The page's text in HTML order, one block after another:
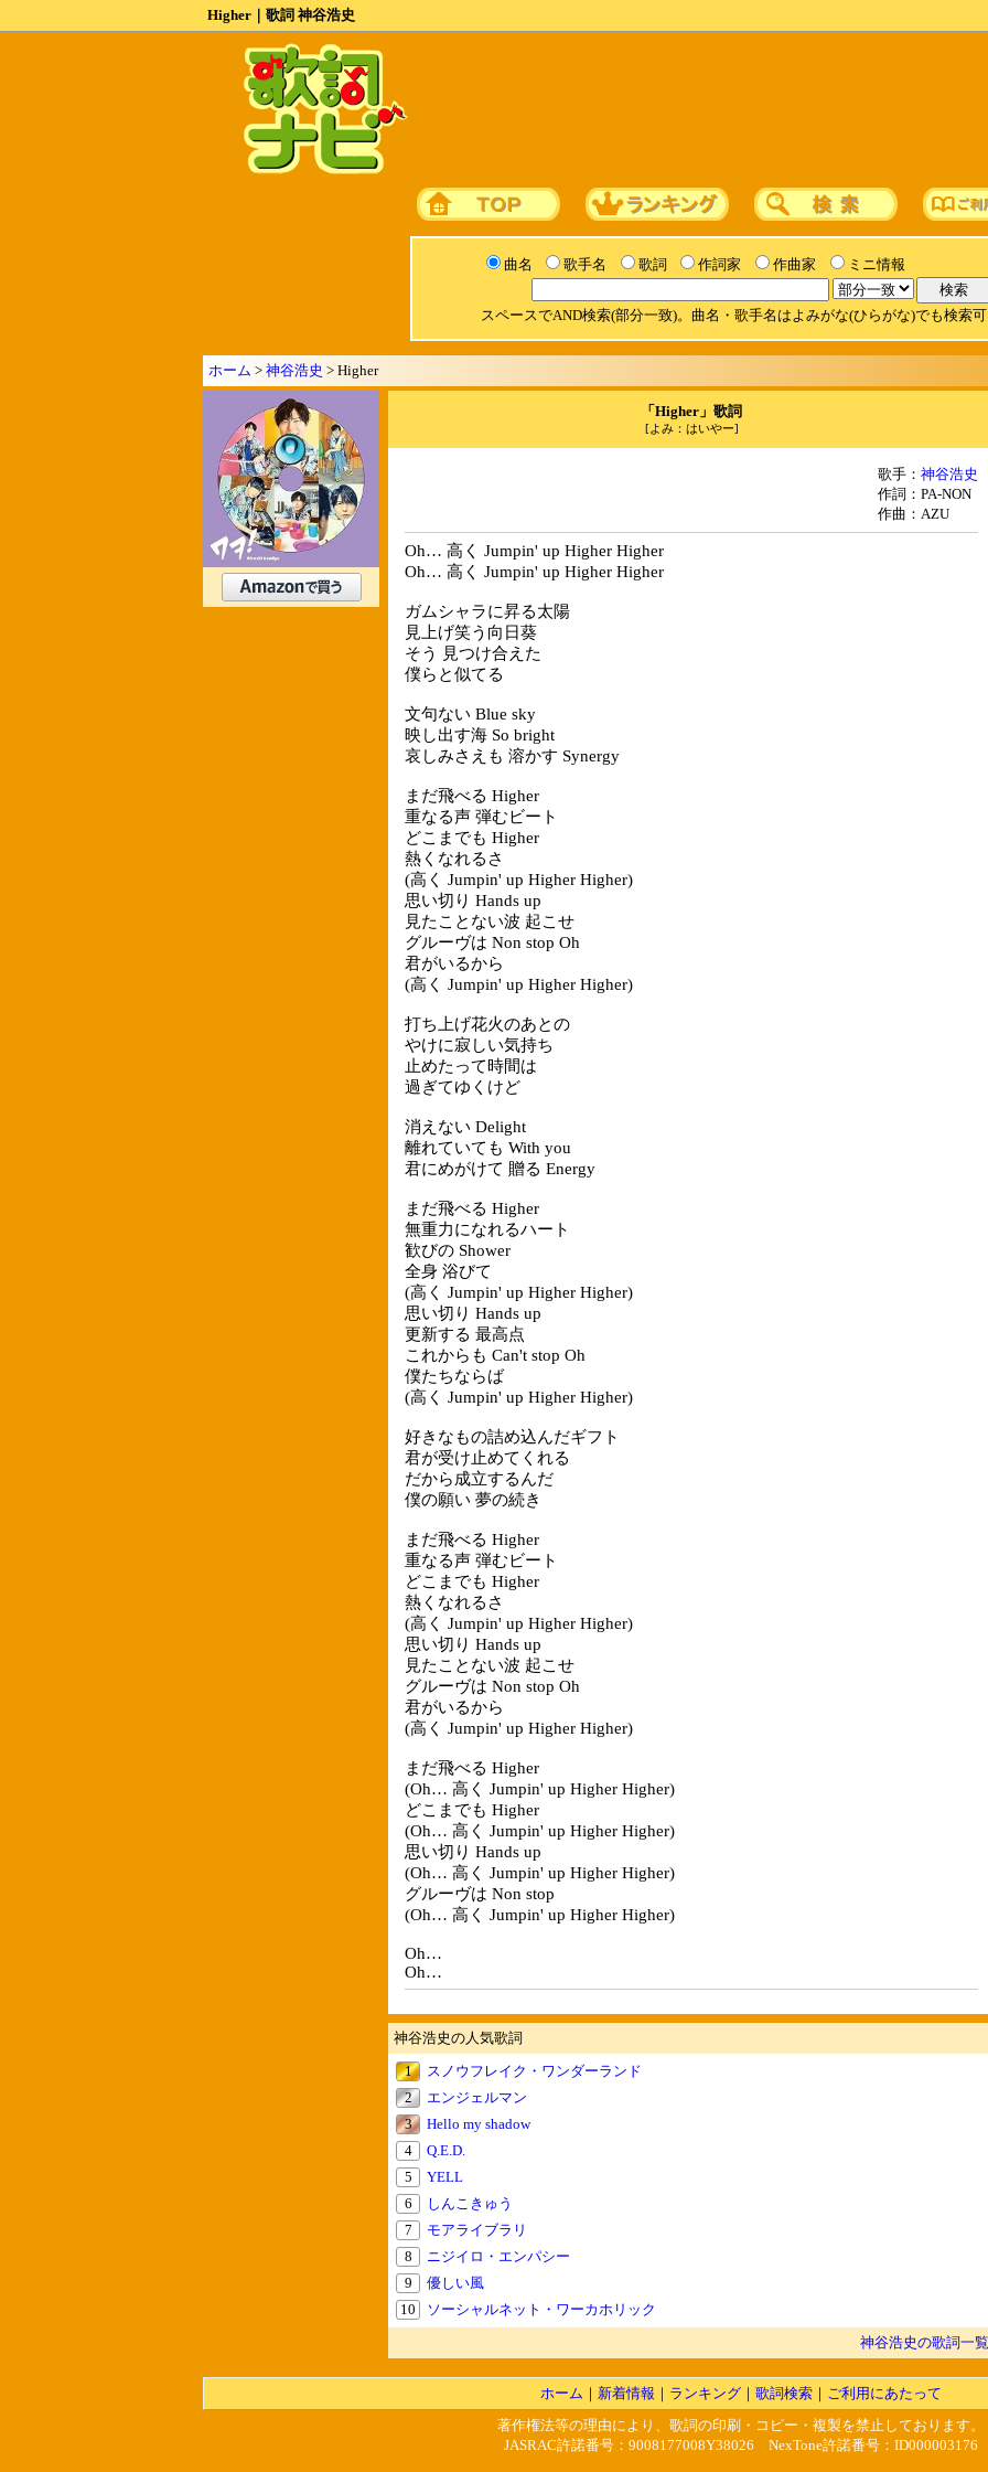
Higher｜歌詞 神谷浩史
曲名 歌手名 歌詞 作詞家 作曲家 ミニ情報
スペースでAND検索(部分一致)。曲名・歌手名はよみがな(ひらがな)でも検索
ホーム > 神谷浩史 > Higher
「Higher」歌詞
[よみ：はいやー]
歌手： 神谷浩史
作詞：PA-NON
作曲：AZU
Oh… 高く Jumpin' up Higher Higher
Oh… 高く Jumpin' up Higher Higher
ガムシャラに昇る太陽
見上げ笑う向日葵
そう 見つけ合えた
僕らと似てる
文句ない Blue sky
映し出す海 So bright
哀しみさえも 溶かす Synergy
まだ飛べる Higher
重なる声 弾むビート
どこまでも Higher
熱くなれるさ
(高く Jumpin' up Higher Higher)
思い切り Hands up
見たことない波 起こせ
グルーヴは Non stop Oh
君がいるから
(高く Jumpin' up Higher Higher)
打ち上げ花火のあとの
やけに寂しい気持ち
止めたって時間は
過ぎてゆくけど
消えない Delight
離れていても With you
君にめがけて 贈る Energy
まだ飛べる Higher
無重力になれるハート
歓びの Shower
全身 浴びて
(高く Jumpin' up Higher Higher)
思い切り Hands up
更新する 最高点
これからも Can't stop Oh
僕たちならば
(高く Jumpin' up Higher Higher)
好きなもの詰め込んだギフト
君が受け止めてくれる
だから成立するんだ
僕の願い 夢の続き
まだ飛べる Higher
重なる声 弾むビート
どこまでも Higher
熱くなれるさ
(高く Jumpin' up Higher Higher)
思い切り Hands up
見たことない波 起こせ
グルーヴは Non stop Oh
君がいるから
(高く Jumpin' up Higher Higher)
まだ飛べる Higher
(Oh… 高く Jumpin' up Higher Higher)
どこまでも Higher
(Oh… 高く Jumpin' up Higher Higher)
思い切り Hands up
(Oh… 高く Jumpin' up Higher Higher)
グルーヴは Non stop
(Oh… 高く Jumpin' up Higher Higher)
Oh…
Oh…
神谷浩史の人気歌詞
1
スノウフレイク・ワンダーランド
2
エンジェルマン
3
Hello my shadow
4
Q.E.D.
5
YELL
6
しんこきゅう
7
モアライブラリ
8
ニジイロ・エンパシー
9
優しい風
10
ソーシャルネット・ワーカホリック
神谷浩史の歌詞一覧
ホーム ｜ 新着情報 ｜ ランキング ｜ 歌詞検索 ｜ ご利用にあたって
著作権法等の理由により、歌詞の印刷・コピー・複製を禁止しております。
JASRAC許諾番号：9008177008Y38026 NexTone許諾番号：ID000003176